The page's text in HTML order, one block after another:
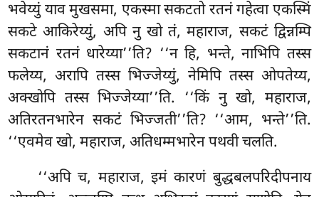
भवेय्युं याव मुखसमा, एकस्मा सकटतो रतनं गहेत्वा एकस्मिं
सकटे आकिरेय्युं, अपि नु खो तं, महाराज, सकटं द्विन्नम्पि
सकटानं रतनं धारेय्या’’ति? ‘‘न हि, भन्ते, नाभिपि तस्स
फलेय्य, अरापि तस्स भिज्जेय्युं, नेमिपि तस्स ओपतेय्य,
अक्खोपि तस्स भिज्जेय्या’’ति. ‘‘किं नु खो, महाराज,
अतिरतनभारेन सकटं भिज्जती’’ति? ‘‘आम, भन्ते’’ति.
‘‘एवमेव खो, महाराज, अतिधम्मभारेन पथवी चलति.
‘‘अपि च, महाराज, इमं कारणं बुद्धबलपरिदीपनाय